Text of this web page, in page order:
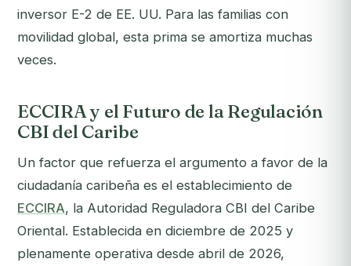
inversor E-2 de EE. UU. Para las familias con
movilidad global, esta prima se amortiza muchas
veces.
ECCIRA y el Futuro de la Regulación
CBI del Caribe
Un factor que refuerza el argumento a favor de la
ciudadanía caribeña es el establecimiento de
ECCIRA, la Autoridad Reguladora CBI del Caribe
Oriental. Establecida en diciembre de 2025 y
plenamente operativa desde abril de 2026,